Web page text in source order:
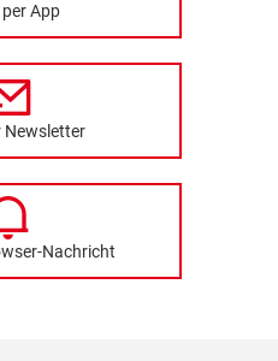
App
Newsletter
Nachricht